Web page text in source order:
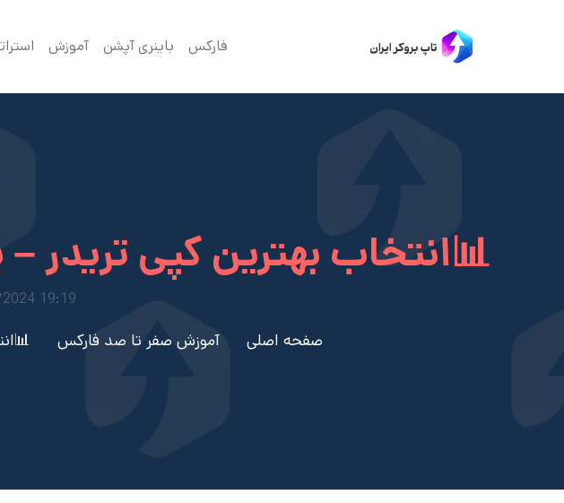
فارکس باینری آپشن آموزش
📊انتخاب بهترین کپی تریدر
19:19 20/07/2024 -
صفحه اصلی آموزش صفر تا صد فارکس